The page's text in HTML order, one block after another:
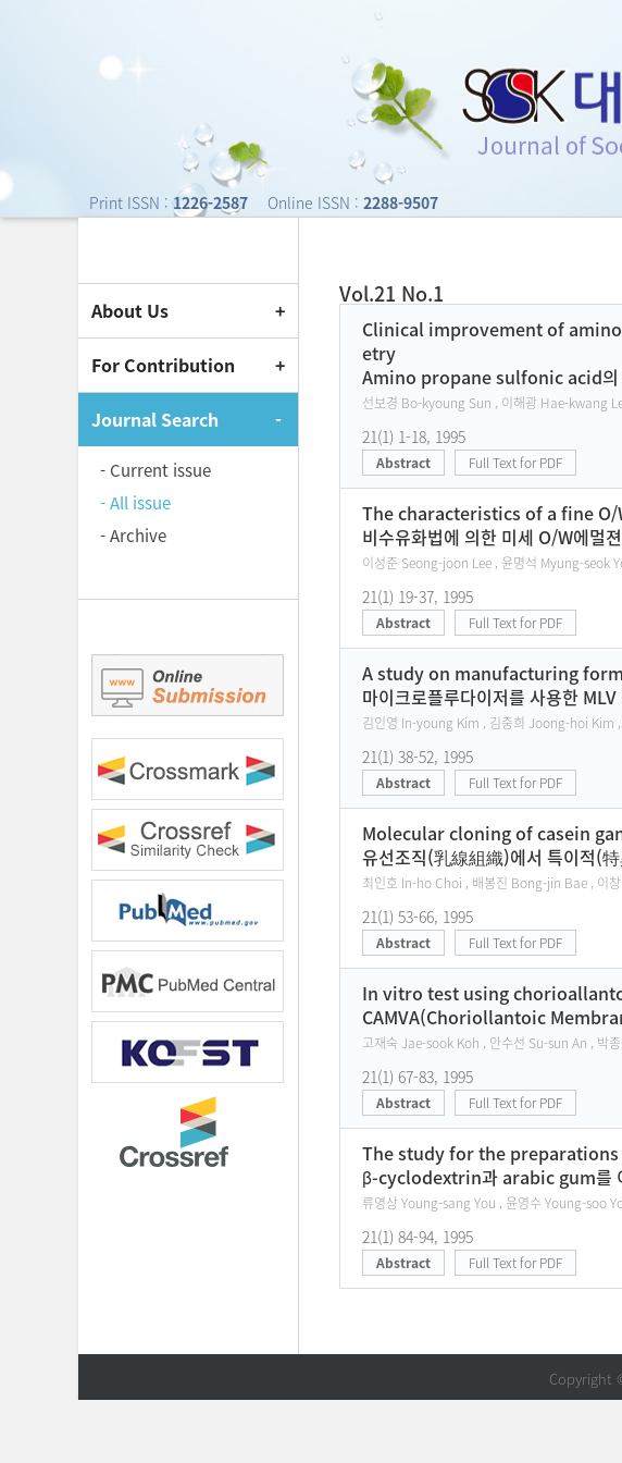
Print ISSN : 1226-2587 Online ISSN : 2288-9507
About Us
For Contribution
Journal Search
- Current issue
- All issue
- Archive
Vol.21 No.1
Clinical improvement of
etry
Amino propane sulfonic acid의
선보경 Bo-kyoung Sun , 이해광 Hae-kwang
21(1) 1-18, 1995
Abstract Full Text for PDF
The characteristics of a fine
비수유화법에 의한 미세 O/W에멀
이성준 Seong-joon Lee , 윤명석 Myung-seok
21(1) 19-37, 1995
Abstract Full Text for PDF
A study on manufacturing
마이크로플루다이저를 사용한
김인영 In-young Kim , 김중희 Joong-hoi Kim
21(1) 38-52, 1995
Abstract Full Text for PDF
Molecular cloning of casein
유선조직(乳線組織)에서 특이적(
최인호 In-ho Choi , 배봉진 Bong-jin Bae , 이
21(1) 53-66, 1995
Abstract Full Text for PDF
In vitro test using
CAMVA(Choriollantoic
고재숙 Jae-sook Koh , 안수선 Su-sun An , 박
21(1) 67-83, 1995
Abstract Full Text for PDF
The study for the
β-cyclodextrin과 arabic gum를
류영상 Young-sang You , 윤영수 Young-soo
21(1) 84-94, 1995
Abstract Full Text for PDF
Copyright